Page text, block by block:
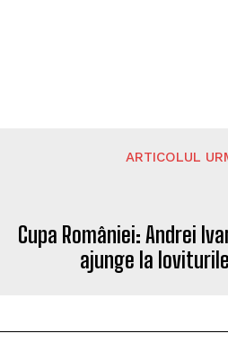
ARTICOLUL
Cupa României: Andrei